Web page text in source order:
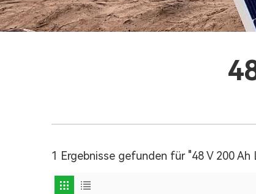
1 Ergebnisse gefunden für "48 V 200